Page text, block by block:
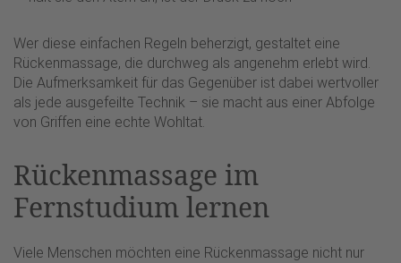
Wer diese einfachen Regeln beherzigt, gestaltet eine
Rückenmassage, die durchweg als angenehm erlebt wird.
Die Aufmerksamkeit für das Gegenüber ist dabei wertvoller
als jede ausgefeilte Technik – sie macht aus einer Abfolge
von Griffen eine echte Wohltat.
Rückenmassage im
Fernstudium lernen
Viele Menschen möchten eine Rückenmassage nicht nur